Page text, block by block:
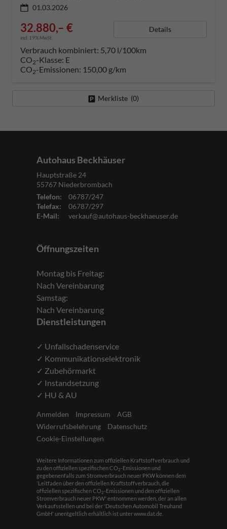
01.03.2026
32.880,– €
incl. 19% MwSt.
Details
Verbrauch kombiniert: 5,70 l/100km
CO2-Klasse: E
CO2-Emissionen: 150,00 g/km
Merkliste (0)
Autohaus Beckhäuser
Hauptstraße 24
55767 Niederbrombach
Telefon:
06787/247
Telefax:
06787/297
E-Mail:
verkauf@autohaus-beckhaeuser.de
Öffnungszeiten
Montag bis Freitag:
Nach Vereinbarung
Samstag:
Nach Vereinbarung
Dienstleistungen
✓ Unfallschadenservice
✓ Kommunikationselektronik
✓ Zubehörmarkt
✓ Instandsetzung
✓ HU & AU
Anmelden Impressum
AGB
Widerrufsbelehrung
Datenschutz
Cookie-Einstellungen
Weitere Informationen zum offiziellen Kraftstoffverbrauch und
zu den offiziellen spezifischen CO2-Emissionen und
gegebenenfalls zum Stromverbrauch neuer PKW können dem
'Leitfaden über den offiziellen Kraftstoffverbrauch, die
offiziellen spezifischen CO2-Emissionen und den offiziellen
Stromverbrauch neuer PKW' entnommen werden, der an allen
Verkaufsstellen und bei der 'Deutschen Automobil Treuhand
GmbH' unentgeltlich erhältlich ist unter www.dat.de.